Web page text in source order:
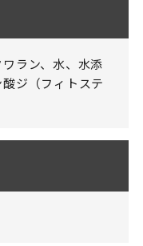
ラン、水、水添
ジ（フィトステ